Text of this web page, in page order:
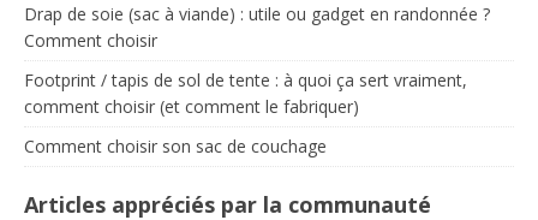
Drap de soie (sac à viande) : utile ou gadget en randonnée ?
Comment choisir
Footprint / tapis de sol de tente : à quoi ça sert vraiment,
comment choisir (et comment le fabriquer)
Comment choisir son sac de couchage
Articles appréciés par la communauté